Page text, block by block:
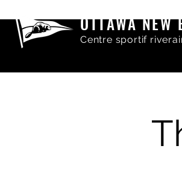
OTTAWA
Centre sportif